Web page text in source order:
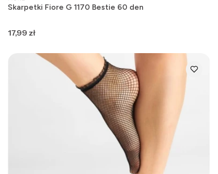
Skarpetki Fiore G 1170 Bestie 60 den
Cena
17,99 zł